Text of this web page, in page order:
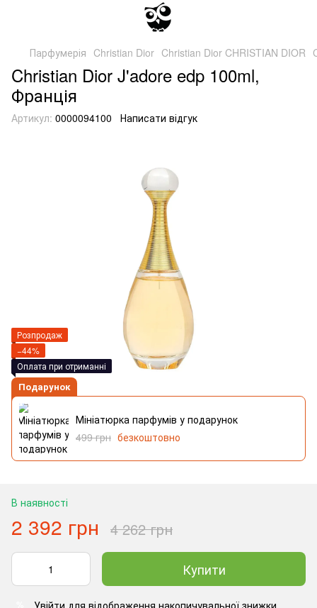
Парфумерія Christian Dior Christian Dior CHRISTIAN DIOR
Christian Dior J'adore edp 100ml,
Франція
Артикул: 0000094100 Написати відгук
Розпродаж
−44%
Оплата при отриманні
Подарунок
Мініатюрка парфумів у подарунок
499 грн безкоштовно
В наявності
2 392 грн 4 262 грн
Купити
Увійти для відображення накопичувальної знижки